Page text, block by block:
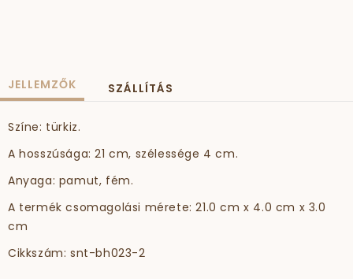
JELLEMZŐK SZÁLLÍTÁS
Színe: türkiz.
A hosszúsága: 21 cm, szélessége 4 cm.
Anyaga: pamut, fém.
A termék csomagolási mérete: 21.0 cm x 4.0 cm x 3.0
cm
Cikkszám: snt-bh023-2